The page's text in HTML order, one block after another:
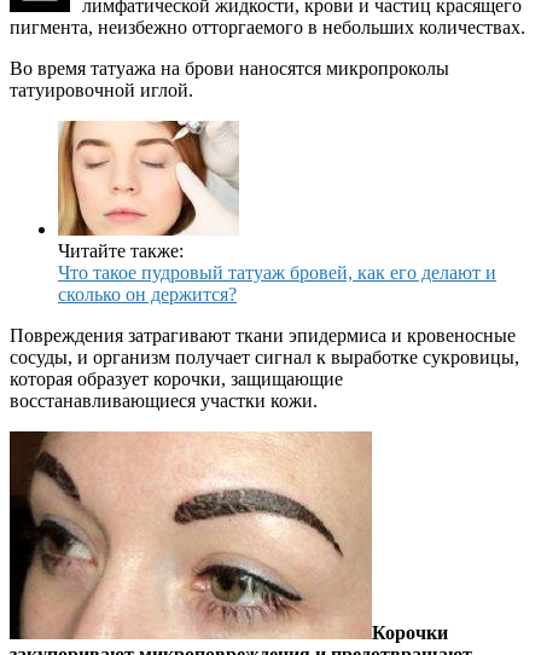
лимфатической жидкости, крови и частиц красящего
пигмента, неизбежно отторгаемого в небольших количествах.
Во время татуажа на брови наносятся микропроколы
татуировочной иглой.
Читайте также:
Что такое пудровый татуаж бровей, как его делают и
сколько он держится?
Повреждения затрагивают ткани эпидермиса и кровеносные
сосуды, и организм получает сигнал к выработке сукровицы,
которая образует корочки, защищающие
восстанавливающиеся участки кожи.
Корочки